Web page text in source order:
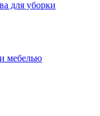
для уборки
мебелью